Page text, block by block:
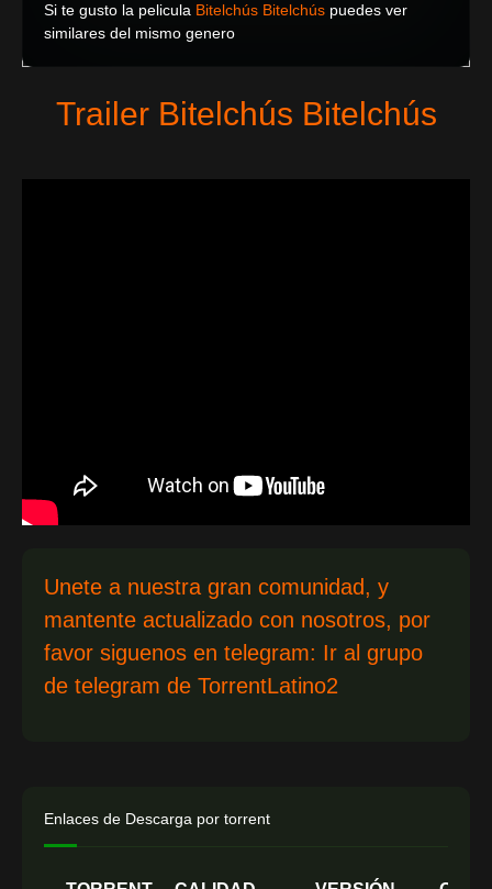
Si te gusto la pelicula Bitelchús Bitelchús puedes ver
similares del mismo genero
Trailer Bitelchús Bitelchús
Unete a nuestra gran comunidad, y
mantente actualizado con nosotros, por
favor siguenos en telegram: Ir al grupo
de telegram de TorrentLatino2
Enlaces de Descarga por torrent